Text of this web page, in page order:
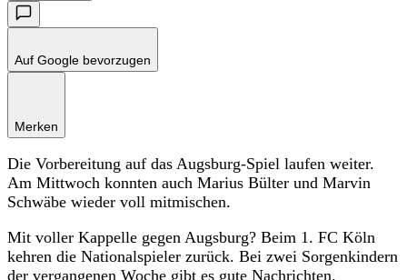
Auf Google bevorzugen
Merken
Die Vorbereitung auf das Augsburg-Spiel laufen weiter.
Am Mittwoch konnten auch Marius Bülter und Marvin
Schwäbe wieder voll mitmischen.
Mit voller Kappelle gegen Augsburg? Beim 1. FC Köln
kehren die Nationalspieler zurück. Bei zwei Sorgenkindern
der vergangenen Woche gibt es gute Nachrichten.